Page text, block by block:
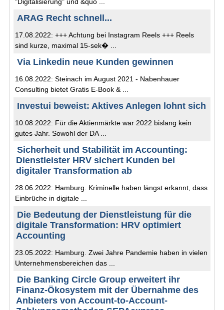
"Digitalisierung" und &quo ...
ARAG Recht schnell...
17.08.2022: +++ Achtung bei Instagram Reels +++ Reels
sind kurze, maximal 15-sek� ...
Via Linkedin neue Kunden gewinnen
16.08.2022: Steinach im August 2021 - Nabenhauer
Consulting bietet Gratis E-Book & ...
Investui beweist: Aktives Anlegen lohnt sich
10.08.2022: Für die Aktienmärkte war 2022 bislang kein
gutes Jahr. Sowohl der DA ...
Sicherheit und Stabilität im Accounting:
Dienstleister HRV sichert Kunden bei
digitaler Transformation ab
28.06.2022: Hamburg. Kriminelle haben längst erkannt, dass
Einbrüche in digitale ...
Die Bedeutung der Dienstleistung für die
digitale Transformation: HRV optimiert
Accounting
23.05.2022: Hamburg. Zwei Jahre Pandemie haben in vielen
Unternehmensbereichen das ...
Die Banking Circle Group erweitert ihr
Finanz-Ökosystem mit der Übernahme des
Anbieters von Account-to-Account-